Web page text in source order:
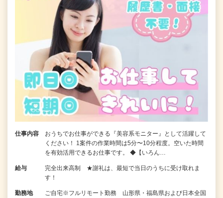
仕事内容
おうちでお仕事ができる『美容系モニター』として活躍して
ください！ 1案件の作業時間は5分〜10分程度。空いた時間
を有効活用できるお仕事です。 ◆【いろん…
給与
完全出来高制 ★謝礼は、最短で当日のうちに受け取れま
す！
勤務地
ご自宅※フルリモート勤務 山形県・福島県および日本全国